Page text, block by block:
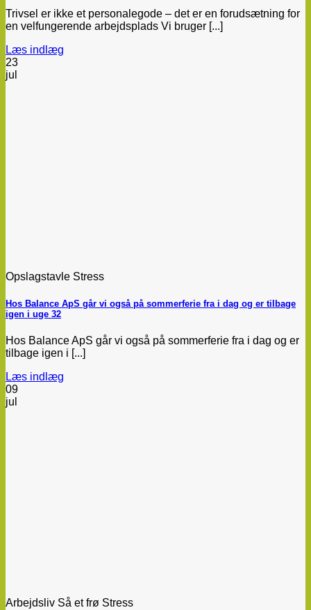
Trivsel er ikke et personalegode – det er en forudsætning for
en velfungerende arbejdsplads Vi bruger [...]
Læs indlæg
23
jul
Opslagstavle Stress
Hos Balance ApS går vi også på sommerferie fra i dag og er tilbage
igen i uge 32
Hos Balance ApS går vi også på sommerferie fra i dag og er
tilbage igen i [...]
Læs indlæg
09
jul
Arbejdsliv Så et frø Stress